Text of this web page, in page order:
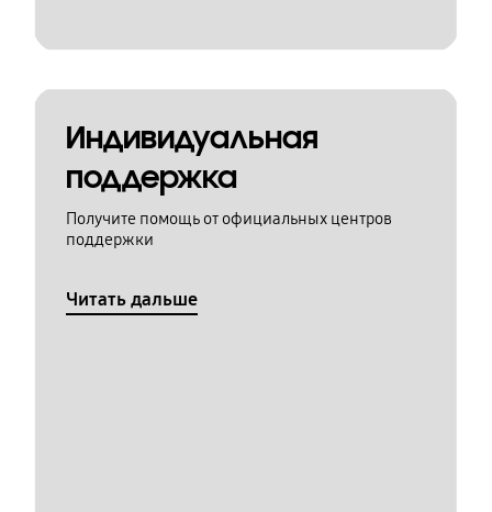
Индивидуальная
поддержка
Получите помощь от официальных центров
поддержки
Читать дальше